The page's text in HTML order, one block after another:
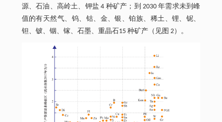
源、石油、高岭土、钾盐 4 种矿产；到 2030 年需求未到峰
值的有天然气、钨、钴、金、银、铂族、稀土、锂、铌、
钽、铍、铟、镓、石墨、重晶石15 种矿产（见图 2）。